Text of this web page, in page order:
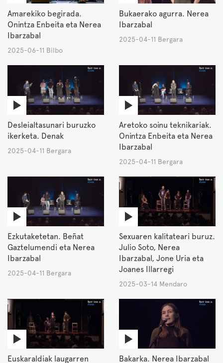
Amarekiko begirada.
Onintza Enbeita eta Nerea
Ibarzabal
2025-06-11 Bilbo
Bukaerako agurra. Nerea
Ibarzabal
2025-04-11 Bergara
Desleialtasunari buruzko
ikerketa. Denak
2025-04-11 Bergara
Aretoko soinu teknikariak.
Onintza Enbeita eta Nerea
Ibarzabal
2025-04-11 Bergara
Ezkutaketetan. Beñat
Gaztelumendi eta Nerea
Ibarzabal
2025-04-11 Bergara
Sexuaren kalitateari buruz.
Julio Soto, Nerea
Ibarzabal, Jone Uria eta
Joanes Illarregi
2025-03-14 Mendaro
Euskaraldiak laugarren
Bakarka. Nerea Ibarzabal